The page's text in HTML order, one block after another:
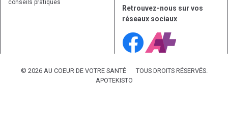
conseils pratiques
Retrouvez-nous sur vos
réseaux sociaux
© 2026 AU COEUR DE VOTRE SANTÉ
TOUS DROITS RÉSERVÉS.
APOTEKISTO